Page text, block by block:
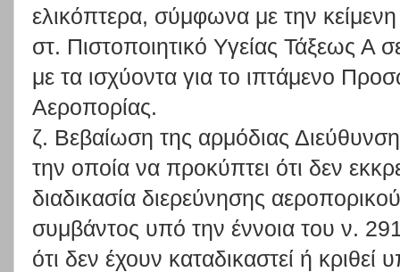
ελικόπτερα, σύμφωνα με την
στ. Πιστοποιητικό Υγείας Τάξεως Α
με τα ισχύοντα για το ιπτάμενο
Αεροπορίας.
ζ. Βεβαίωση της αρμόδιας
την οποία να προκύπτει ότι δεν
διαδικασία διερεύνησης
συμβάντος υπό την έννοια του ν.
ότι δεν έχουν καταδικαστεί ή